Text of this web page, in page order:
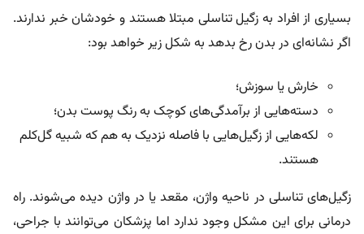
بسیاری از افراد به زگیل تناسلی مبتلا هستند و خودشان خبر ندارند.
اگر نشانه‌ای در بدن رخ بدهد به شکل زیر خواهد بود:
خارش یا سوزش؛
دسته‌هایی از برآمدگی‌های کوچک به رنگ پوست بدن؛
لکه‌هایی از زگیل‌هایی با فاصله نزدیک به هم که شبیه گل‌کلم
هستند.
زگیل‌های تناسلی در ناحیه واژن، مقعد یا در واژن دیده می‌شوند. راه
درمانی برای این مشکل وجود ندارد اما پزشکان می‌توانند با جراحی،